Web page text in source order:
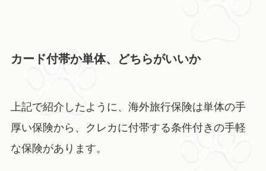
カード付帯か単体、どちらがいいか
上記で紹介したように、海外旅行保険は単体の手
厚い保険から、クレカに付帯する条件付きの手軽
な保険があります。